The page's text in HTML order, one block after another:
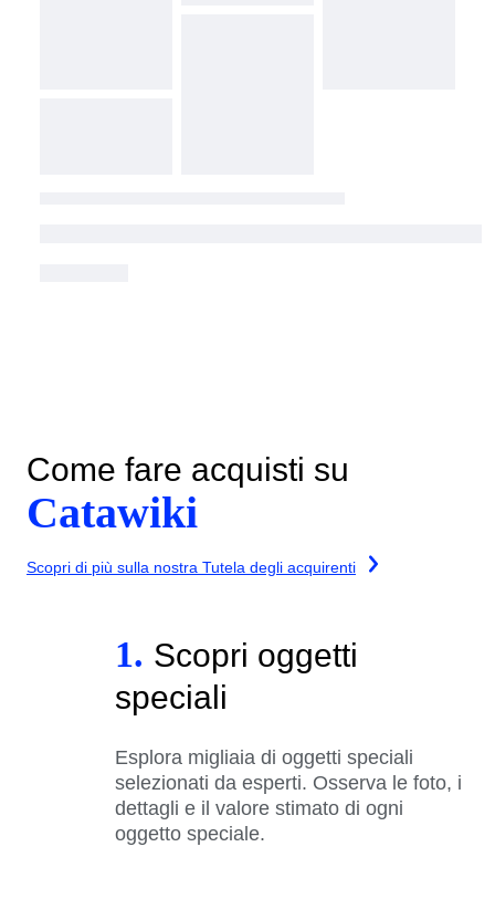
Come fare acquisti su
Catawiki
Scopri di più sulla nostra Tutela degli acquirenti
1. Scopri oggetti
speciali
Esplora migliaia di oggetti speciali
selezionati da esperti. Osserva le foto, i
dettagli e il valore stimato di ogni
oggetto speciale.